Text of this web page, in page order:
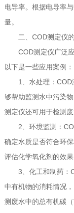
电导率。根据电导率
量。
二、COD测定仪的
COD测定仪广泛应
以下是一些应用案例：
1、水处理：COD
够帮助监测水中污染
测定仪还可用于检测
2、环境监测：
确定水质是否符合环
评估化学氧化剂的效
3、化工和制药：
中有机物的消耗情况
测废水中的总有机碳（